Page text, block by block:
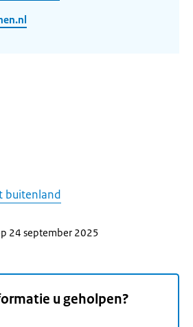
buitenland
24 september 2025
u geholpen?